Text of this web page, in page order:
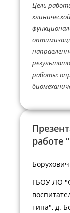
Цель
работы:
работе
ГБОУ ЛО
типа", д.